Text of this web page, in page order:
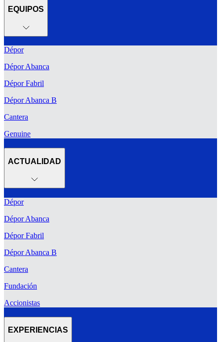
EQUIPOS
Dépor
Dépor Abanca
Dépor Fabril
Dépor Abanca B
Cantera
Genuine
ACTUALIDAD
Dépor
Dépor Abanca
Dépor Fabril
Dépor Abanca B
Cantera
Fundación
Accionistas
EXPERIENCIAS